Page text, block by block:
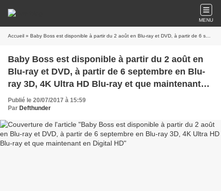
MENU
Accueil » Baby Boss est disponible à partir du 2 août en Blu-ray et DVD, à partir de 6 septembre en Blu-ray 3D, 4K Ultra HD Blu-ray et que maintenant en Digital HD
Baby Boss est disponible à partir du 2 août en
Blu-ray et DVD, à partir de 6 septembre en Blu-
ray 3D, 4K Ultra HD Blu-ray et que maintenant
en Digital HD
Publié le 20/07/2017 à 15:59
Par Defthunder